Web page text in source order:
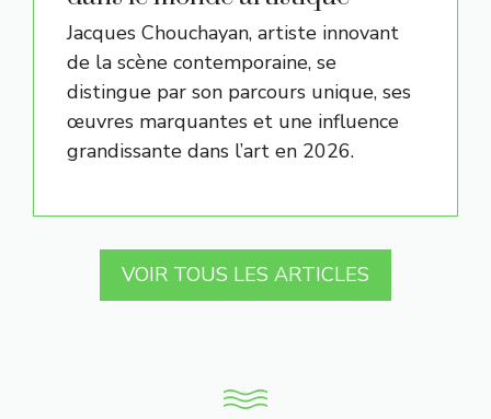
Jacques Chouchayan, artiste innovant
de la scène contemporaine, se
distingue par son parcours unique, ses
œuvres marquantes et une influence
grandissante dans l’art en 2026.
VOIR TOUS LES ARTICLES